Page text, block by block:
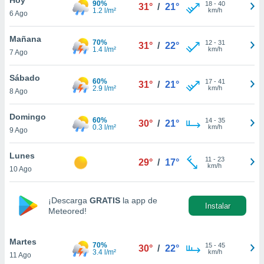
en
más
nuestra
de
aceptar
de
6 Ago
90%
1.2 l/m²
31° / 21° 18- 40
km/h
Mañana
7 Ago
70%
1.4 l/m²
31° / 22° 12- 31
km/h
Sábado
8 Ago
60%
2.9 l/m²
31° / 21° 17- 41
km/h
Domingo
9 Ago
60%
0.3 l/m²
30° / 21° 14- 35
km/h
Lunes
10 Ago
29° / 17° 11 - 23
km/h
¡Descarga GRATIS la app de
Meteored!
Instalar
Martes
11 Ago
70%
3.4 l/m²
30° / 22° 15- 45
km/h